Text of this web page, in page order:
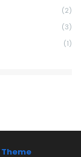
(2)
(3)
(1)
Theme